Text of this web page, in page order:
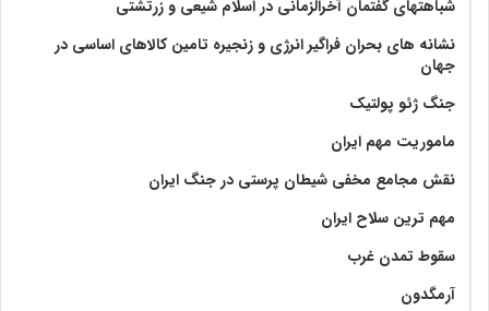
شباهتهای گفتمان آخر‌الزّمانی در اسلام شیعی و زرتشتی
نشانه های بحران فراگیر انرژی و زنجیره تامین کالاهای اساسی در
جهان
جنگ ژئو پولتیک
ماموریت مهم ایران
نقش مجامع مخفی شیطان پرستی در جنگ ایران
مهم ترین سلاح ایران
سقوط تمدن غرب
آرمگدون